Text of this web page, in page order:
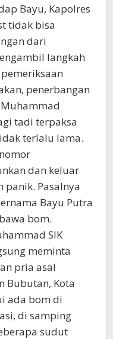
Bayu, Kapolres
tidak bisa
dari
langkah
penerbangan
tadi terpaksa
terlalu lama.
dan keluar
Pasalnya
Bayu Putra
bom.
SIK
meminta
pria asal
Bubutan, Kota
ada bom di
di samping
sudut